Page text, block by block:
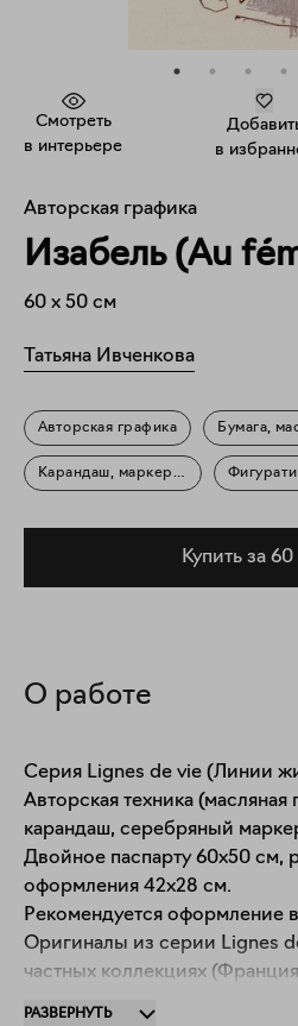
Смотреть
в интерьере
в
Авторская графика
Изабель (Au
60 x 50 см
Татьяна Ивченкова
Авторская графика Бумага,
Карандаш, маркер, линер
Купить за
О работе
Серия Lignes de vie (Линии
Авторская техника (масляная
карандаш, серебряный
Двойное паспарту 60х50 см,
оформления 42х28 см.
Рекомендуется оформление
Оригиналы из серии Lignes
частных коллекциях
РАЗВЕРНУТЬ